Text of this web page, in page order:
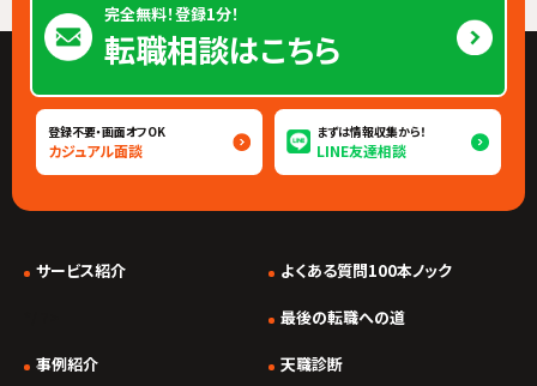
完全無料！登録1分！
転職相談はこちら
登録不要・画面オフOK
カジュアル面談
まずは情報収集から！
LINE友達相談
サービス紹介
事例紹介
よくある質問100本ノック
最後の転職への道
天職診断